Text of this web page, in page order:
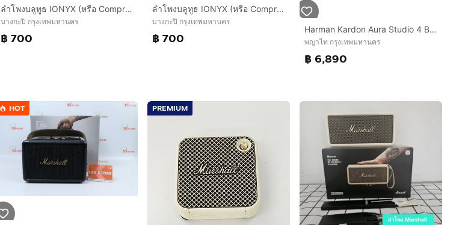
ลำโพงบลูทูธ IONYX (หรือ Compro) รุ่น CO-5000 เป็นลำโพงระบบ 2.1 แชนแนล (มีลำโพงหลักซ้าย-ขวา และลำโพงซับวูฟเฟอร์แยก) ให้กำลังขับรวม 35 วัตต์ RMS (กำลังขับแท้จริง) และสูงสุ
บางกะปิ กรุงเทพมหานคร
฿ 700
ลำโพงบลูทูธ IONYX (หรือ Compro) รุ่น CO-5000 เป็นลำโพงระบบ 2.1 แชนแนล (มีลำโพงหลักซ้าย-ขวา และลำโพงซับวูฟเฟอร์แยก) ให้กำลังขับรวม 35 วัตต์ RMS (กำลังขับแท้จริง) และสูงสุ
บางกะปิ กรุงเทพมหานคร
฿ 700
Harman Kardon Aura Studio 4 Black ลําโพงบลูทูธเสียงดี ไฟสวย เบสแน่น
พญาไท กรุงเทพมหานคร
฿ 6,890
HOT PREMIUM